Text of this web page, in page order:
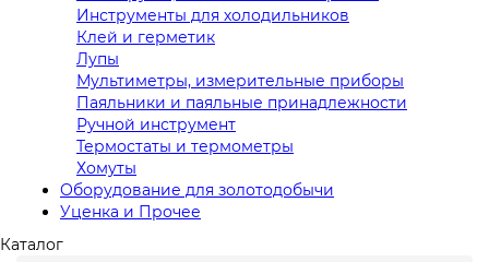
Инструменты для холодильников
Клей и герметик
Лупы
Мультиметры, измерительные приборы
Паяльники и паяльные принадлежности
Ручной инструмент
Термостаты и термометры
Хомуты
Оборудование для золотодобычи
Уценка и Прочее
Каталог